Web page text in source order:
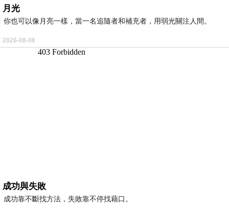
月光
你也可以像月亮一樣，當一名追隨者和補充者，用弱光關注人間。
2026-08-08
成功與失敗
成功靠不斷找方法，失敗靠不停找藉口。